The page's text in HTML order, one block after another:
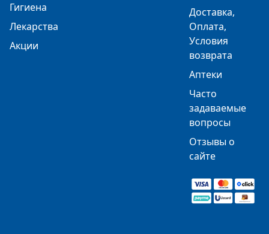
Гигиена
Лекарства
Акции
Доставка,
Оплата,
Условия
возврата
Аптеки
Часто
задаваемые
вопросы
Отзывы о
сайте